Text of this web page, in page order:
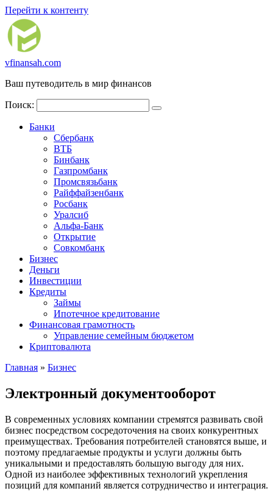
Перейти к контенту
vfinansah.com
Ваш путеводитель в мир финансов
Поиск:
Банки
Сбербанк
ВТБ
Бинбанк
Газпромбанк
Промсвязьбанк
Райффайзенбанк
Росбанк
Уралсиб
Альфа-Банк
Открытие
Совкомбанк
Бизнес
Деньги
Инвестиции
Кредиты
Займы
Ипотечное кредитование
Финансовая грамотность
Управление семейным бюджетом
Криптовалюта
Главная » Бизнес
Электронный документооборот
В современных условиях компании стремятся развивать свой
бизнес посредством сосредоточения на своих конкурентных
преимуществах. Требования потребителей становятся выше, и
поэтому предлагаемые продукты и услуги должны быть
уникальными и предоставлять большую выгоду для них.
Одной из наиболее эффективных технологий укрепления
позиций для компаний является сотрудничество и интеграция.